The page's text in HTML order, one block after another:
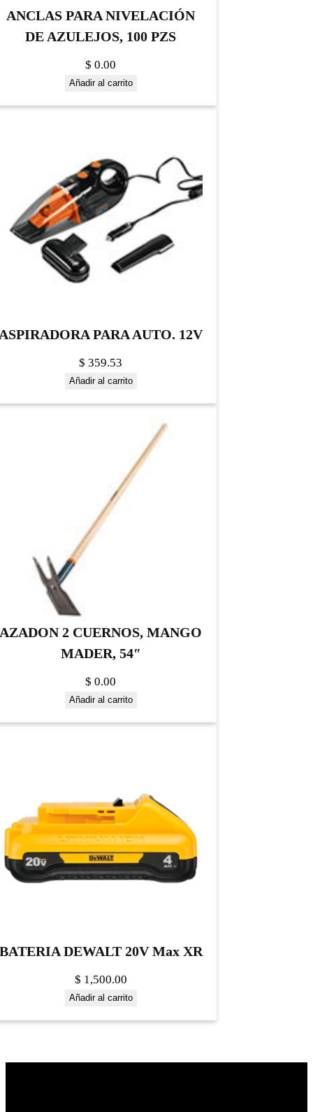
ANCLAS PARA NIVELACIÓN
DE AZULEJOS, 100 PZS
$ 0.00
Añadir al carrito
PARA AUTO. 12V
$ 359.53
Añadir al carrito
AZADON 2 CUERNOS, MANGO
MADER, 54″
$ 0.00
Añadir al carrito
DEWALT 20V Max XR
$ 1,500.00
Añadir al carrito